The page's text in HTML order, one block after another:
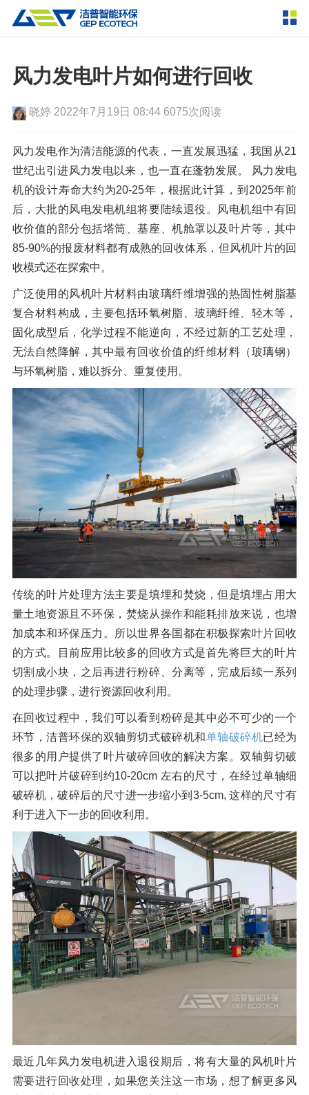
双轴撕碎机 单轴撕碎机
四轴撕碎机 液压粗碎机
垃圾破袋机 移动式撕碎站
粉碎设备
环锤式粉碎机 鼓式粉碎机
轮胎钢丝分离机 通用型粉碎机
破碎设备
反击式破碎机 颚式破碎机
重型锤式破碎机 移动式破碎站
挤压成型设备
液压打包机
封闭式破碎系统 废轮胎热解系统
橡胶破胶机组
分选分离设备
风选机 滚筒筛
磁选机 涡电流分选机
脉冲除尘器
解决方案
服务支持
新闻资讯
走进洁普
风力发电叶片如何进行回收
晓婷 2022年7月19日 08:44 6075次阅读
风力发电作为清洁能源的代表，一直发展迅猛，我国从21
世纪出引进风力发电以来，也一直在蓬勃发展。 风力发电
机的设计寿命大约为20-25年，根据此计算，到2025年前
后，大批的风电发电机组将要陆续退役。风电机组中有回
收价值的部分包括塔筒、基座、机舱罩以及叶片等，其中
85-90%的报废材料都有成熟的回收体系，但风机叶片的回
收模式还在探索中。
广泛使用的风机叶片材料由玻璃纤维增强的热固性树脂基
复合材料构成，主要包括环氧树脂、玻璃纤维、轻木等，
固化成型后，化学过程不能逆向，不经过新的工艺处理，
无法自然降解，其中最有回收价值的纤维材料（玻璃钢）
与环氧树脂，难以拆分、重复使用。
传统的叶片处理方法主要是填埋和焚烧，但是填埋占用大
量土地资源且不环保，焚烧从操作和能耗排放来说，也增
加成本和环保压力。所以世界各国都在积极探索叶片回收
的方式。目前应用比较多的回收方式是首先将巨大的叶片
切割成小块，之后再进行粉碎、分离等，完成后续一系列
的处理步骤，进行资源回收利用。
在回收过程中，我们可以看到粉碎是其中必不可少的一个
环节，洁普环保的双轴剪切式破碎机和单轴破碎机已经为
很多的用户提供了叶片破碎回收的解决方案。双轴剪切破
可以把叶片破碎到约10-20cm 左右的尺寸，在经过单轴细
破碎机，破碎后的尺寸进一步缩小到3-5cm, 这样的尺寸有
利于进入下一步的回收利用。
最近几年风力发电机进入退役期后，将有大量的风机叶片
需要进行回收处理，如果您关注这一市场，想了解更多风